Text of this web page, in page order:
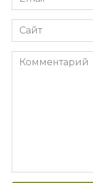
Сайт
Комментарий